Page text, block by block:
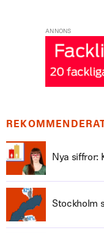
ANNONS
Nya siffror:
Stockholm